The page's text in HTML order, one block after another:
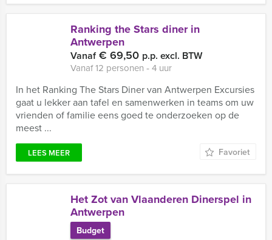
Ranking the Stars diner in
Antwerpen
Vanaf€ 69,50 p.p. excl. BTW
Vanaf 12 personen ‐ 4 uur
In het Ranking The Stars Diner van Antwerpen Excursies
gaat u lekker aan tafel en samenwerken in teams om uw
vrienden of familie eens goed te onderzoeken op de
meest ...
LEES MEER Favoriet
Het Zot van Vlaanderen Dinerspel in
Antwerpen
Budget